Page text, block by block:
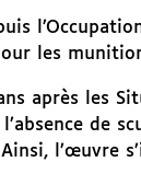
les
après les
de
l’œuvre